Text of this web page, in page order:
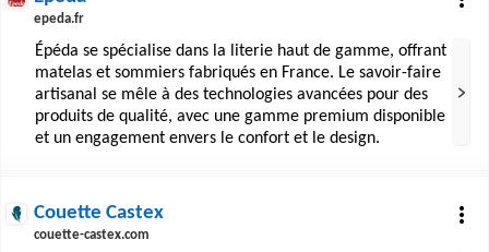
epeda.fr
Épéda se spécialise dans la literie haut de gamme, offrant
matelas et sommiers fabriqués en France. Le savoir-faire
artisanal se mêle à des technologies avancées pour des
produits de qualité, avec une gamme premium disponible
et un engagement envers le confort et le design.
Couette Castex
couette-castex.com